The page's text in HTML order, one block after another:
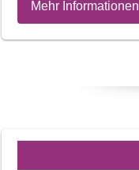
Mehr Informationen